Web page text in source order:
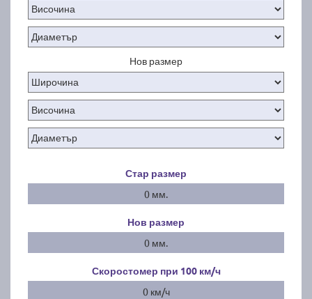
Нов размер
Стар размер
0 мм.
Нов размер
0 мм.
Скоростомер при 100 км/ч
0 км/ч